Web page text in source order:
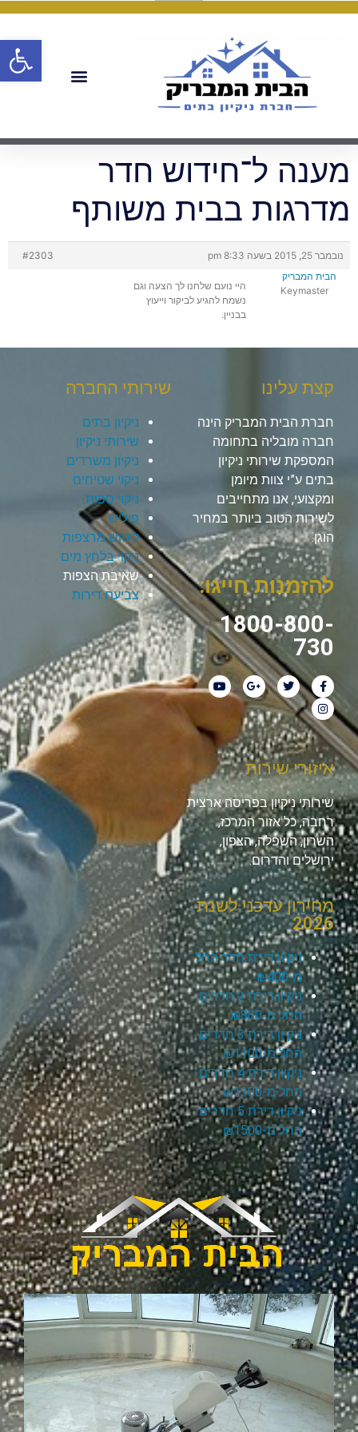
מענה ל־חידוש חדר
מדרגות בבית משותף
נובמבר 25, 2015 בשעה 8:33 pm
#2303
הבית המבריק
Keymaster
היי נועם שלחנו לך הצעה וגם
נשמח להגיע לביקור וייעוץ
בבניין.
קצת עלינו
חברת הבית המבריק הינה
חברה מובליה בתחומה
המספקת שירותי ניקיון
בתים ע”י צוות מיומן
ומקצועי, אנו מתחייבים
לשירות הטוב ביותר במחיר
הוגן.
להזמנות חייגו:
1800-800-
730
שירותי החברה
ניקיון בתים
שירותי ניקיון
ניקיון משרדים
ניקוי שטיחים
ניקוי ספות
פוליש
ליטוש מרצפות
ניקוי בלחץ מים
שאיבת הצפות
צביעת דירות
איזורי שירות
שירותי ניקיון בפריסה ארצית
רחבה, כל אזור המרכז,
השרון, השפלה, הצפון,
ירושלים והדרום.
מחירון עדכני לשנת
2026
ניקיון דירת חדר החל
מ-₪400
ניקיון דירת 2 חדרים
החל מ-₪800
ניקיון דירת 3 חדרים
החל מ-₪1100
ניקיון דירת 4 חדרים
החל מ-₪1300
ניקיון דירת 5 חדרים
החל מ-₪1500